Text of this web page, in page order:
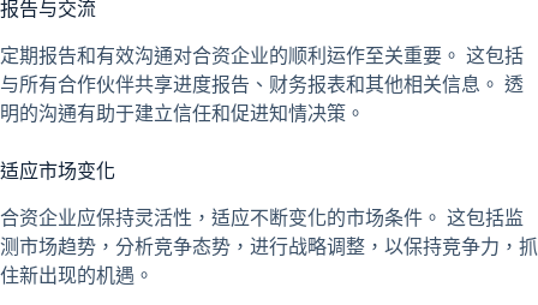
报告与交流
定期报告和有效沟通对合资企业的顺利运作至关重要。 这包括
与所有合作伙伴共享进度报告、财务报表和其他相关信息。 透
明的沟通有助于建立信任和促进知情决策。
适应市场变化
合资企业应保持灵活性，适应不断变化的市场条件。 这包括监
测市场趋势，分析竞争态势，进行战略调整，以保持竞争力，抓
住新出现的机遇。